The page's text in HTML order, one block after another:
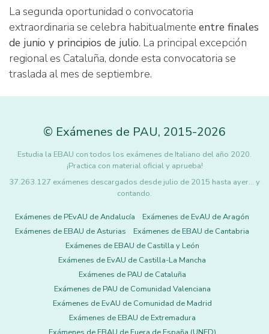
La segunda oportunidad o convocatoria
extraordinaria se celebra habitualmente entre finales
de junio y principios de julio. La principal excepción
regional es Cataluña, donde esta convocatoria se
traslada al mes de septiembre.
© Exámenes de PAU, 2015-2026
Estudia la EBAU con todos los exámenes de Italiano del año 2020.
¡Practica con material oficial y aprueba!
37.263.127 exámenes descargados desde julio de 2015 hasta ayer... y
contando.
Exámenes de PEvAU de Andalucía
Exámenes de EvAU de Aragón
Exámenes de EBAU de Asturias
Exámenes de EBAU de Cantabria
Exámenes de EBAU de Castilla y León
Exámenes de EvAU de Castilla-La Mancha
Exámenes de PAU de Cataluña
Exámenes de PAU de Comunidad Valenciana
Exámenes de EvAU de Comunidad de Madrid
Exámenes de EBAU de Extremadura